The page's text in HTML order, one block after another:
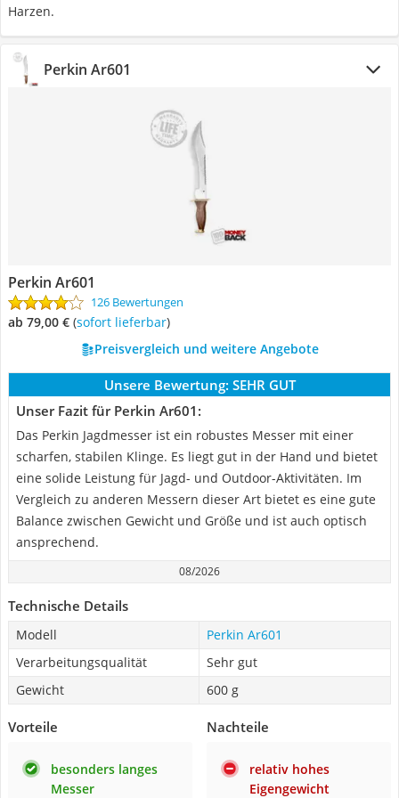
Harzen.
Perkin Ar601
Perkin Ar601
126 Bewertungen
ab 79,00 € ( Sofort lieferbar)
Preisvergleich und weitere Angebote
Unsere Bewertung: SEHR GUT
Unser Fazit für Perkin Ar601:
Das Perkin Jagdmesser ist ein robustes Messer mit einer
scharfen, stabilen Klinge. Es liegt gut in der Hand und bietet
eine solide Leistung für Jagd- und Outdoor-Aktivitäten. Im
Vergleich zu anderen Messern dieser Art bietet es eine gute
Balance zwischen Gewicht und Größe und ist auch optisch
ansprechend.
08/2026
Technische Details
Modell
Perkin Ar601
Verarbeitungsqualität
Sehr gut
Gewicht
600 g
Vorteile
besonders langes
Messer
Nachteile
relativ hohes
Eigengewicht